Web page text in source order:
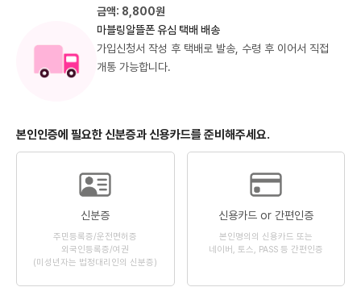
금액: 8,800원
마블링알뜰폰 유심 택배 배송
가입신청서 작성 후 택배로 발송, 수령 후 이어서 직접
개통 가능합니다.
본인인증에 필요한 신분증과 신용카드를 준비해주세요.
신분증
주민등록증/운전면허증
외국인등록증/여권
(미성년자는 법정대리인의 신분증)
신용카드 or 간편인증
본인명의의 신용카드 또는
네이버, 토스, PASS 등 간편인증